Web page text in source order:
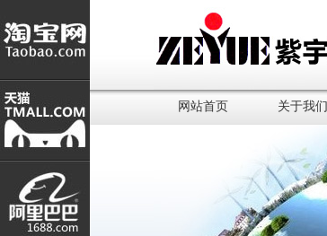
网站首页 关于我们